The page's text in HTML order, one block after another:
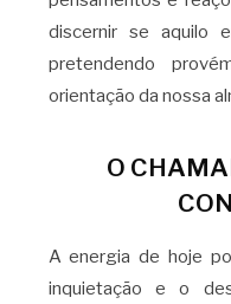
discernir se aquilo
pretendendo
orientação da nossa
O
A energia de hoje
inquietação e o